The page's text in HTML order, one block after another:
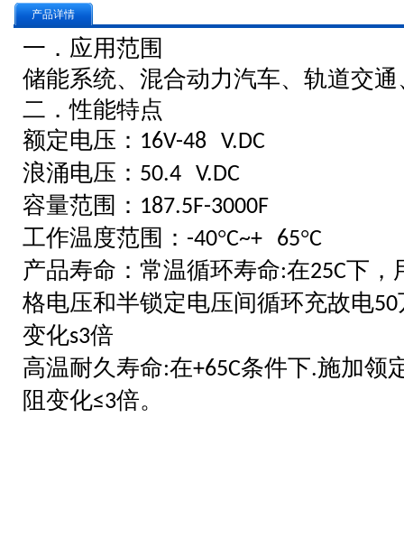
产品详情
一． 应用范围
储能系统、混合动力汽车、轨道交
二．性能特点
额定电压： 16V-48 V.DC
浪涌电压： 50.4 V.DC
容量范围： 187.5F-3000F
工作温度范围： -40°C~+ 65°C
产品寿命：常温循环寿命:在25C下，
格电压和半锁定电压间循环充故电50
变化s3倍
高温耐久寿命:在+65C条件下.施加领
阻变化≤3倍。